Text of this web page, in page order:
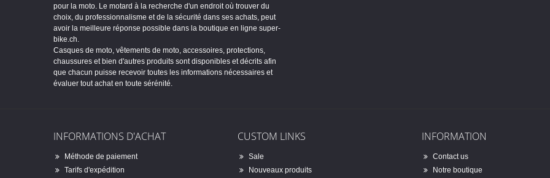
pour la moto. Le motard à la recherche d'un endroit où trouver du
choix, du professionnalisme et de la sécurité dans ses achats, peut
avoir la meilleure réponse possible dans la boutique en ligne super-
bike.ch.
Casques de moto, vêtements de moto, accessoires, protections,
chaussures et bien d'autres produits sont disponibles et décrits afin
que chacun puisse recevoir toutes les informations nécessaires et
évaluer tout achat en toute sérénité.
INFORMATIONS D'ACHAT
Méthode de paiement
Tarifs d'expédition
CUSTOM LINKS
Sale
Nouveaux produits
INFORMATION
Contact us
Notre boutique